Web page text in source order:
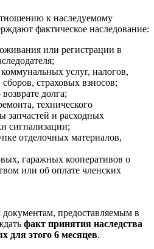
к наследуемому
фактическое наследование:
или регистрации в
услуг, налогов,
страховых взносов;
долга;
технического
запчастей и расходных
сигнализации;
отделочных материалов,
гаражных кооперативов о
или об оплате членских
предоставляемым в
факт принятия наследства
для этого 6 месяцев.